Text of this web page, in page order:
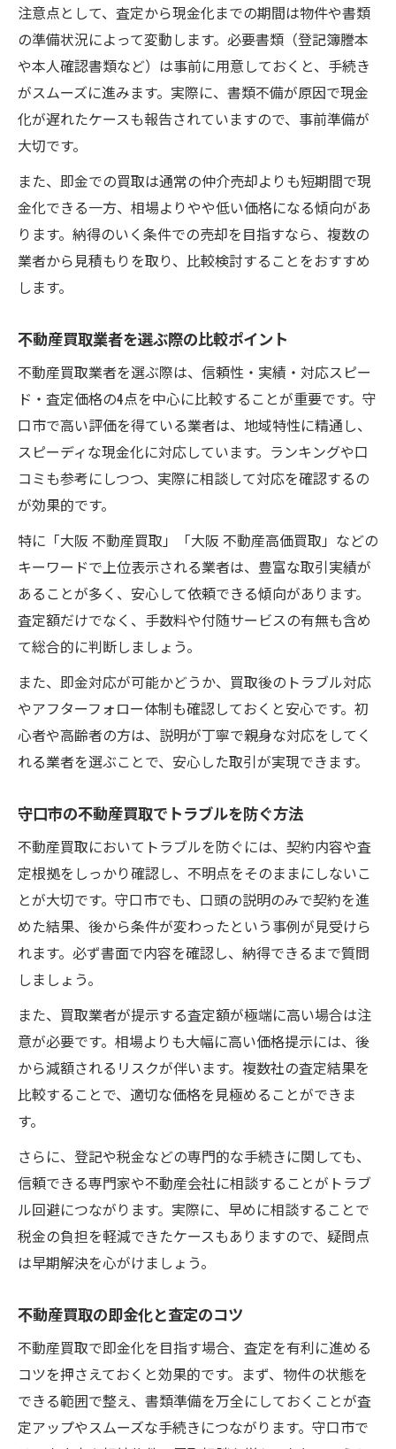
注意点として、査定から現金化までの期間は物件や書類
の準備状況によって変動します。必要書類（登記簿謄本
や本人確認書類など）は事前に用意しておくと、手続き
がスムーズに進みます。実際に、書類不備が原因で現金
化が遅れたケースも報告されていますので、事前準備が
大切です。
また、即金での買取は通常の仲介売却よりも短期間で現
金化できる一方、相場よりやや低い価格になる傾向があ
ります。納得のいく条件での売却を目指すなら、複数の
業者から見積もりを取り、比較検討することをおすすめ
します。
不動産買取業者を選ぶ際の比較ポイント
不動産買取業者を選ぶ際は、信頼性・実績・対応スピー
ド・査定価格の4点を中心に比較することが重要です。守
口市で高い評価を得ている業者は、地域特性に精通し、
スピーディな現金化に対応しています。ランキングや口
コミも参考にしつつ、実際に相談して対応を確認するの
が効果的です。
特に「大阪 不動産買取」「大阪 不動産高価買取」などの
キーワードで上位表示される業者は、豊富な取引実績が
あることが多く、安心して依頼できる傾向があります。
査定額だけでなく、手数料や付随サービスの有無も含め
て総合的に判断しましょう。
また、即金対応が可能かどうか、買取後のトラブル対応
やアフターフォロー体制も確認しておくと安心です。初
心者や高齢者の方は、説明が丁寧で親身な対応をしてく
れる業者を選ぶことで、安心した取引が実現できます。
守口市の不動産買取でトラブルを防ぐ方法
不動産買取においてトラブルを防ぐには、契約内容や査
定根拠をしっかり確認し、不明点をそのままにしないこ
とが大切です。守口市でも、口頭の説明のみで契約を進
めた結果、後から条件が変わったという事例が見受けら
れます。必ず書面で内容を確認し、納得できるまで質問
しましょう。
また、買取業者が提示する査定額が極端に高い場合は注
意が必要です。相場よりも大幅に高い価格提示には、後
から減額されるリスクが伴います。複数社の査定結果を
比較することで、適切な価格を見極めることができま
す。
さらに、登記や税金などの専門的な手続きに関しても、
信頼できる専門家や不動産会社に相談することがトラブ
ル回避につながります。実際に、早めに相談することで
税金の負担を軽減できたケースもありますので、疑問点
は早期解決を心がけましょう。
不動産買取の即金化と査定のコツ
不動産買取で即金化を目指す場合、査定を有利に進める
コツを押さえておくと効果的です。まず、物件の状態を
できる範囲で整え、書類準備を万全にしておくことが査
定アップやスムーズな手続きにつながります。守口市で